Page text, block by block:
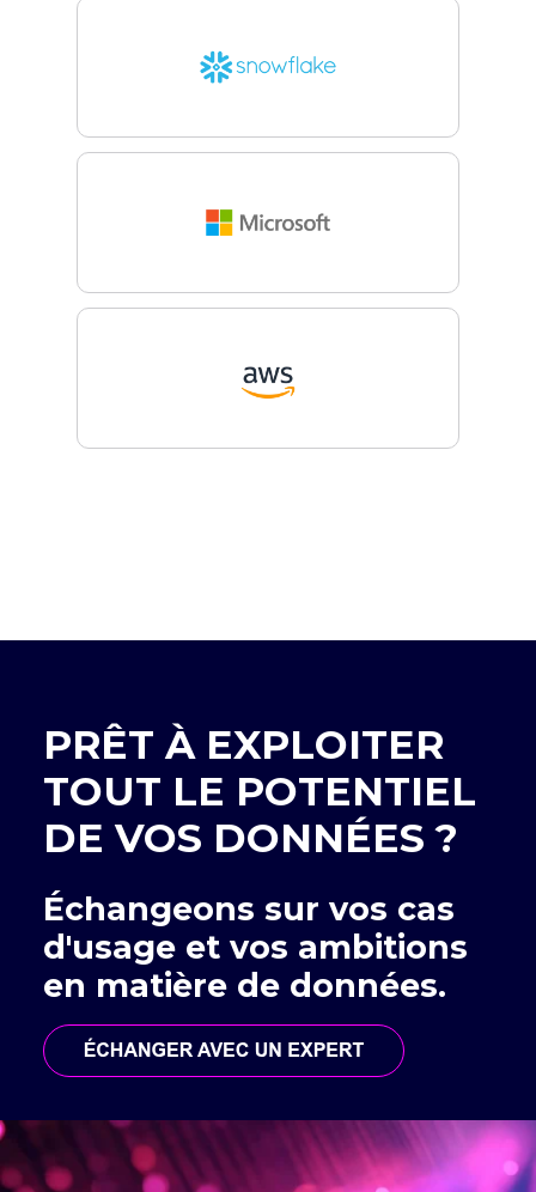
PRÊT À EXPLOITER
TOUT LE POTENTIEL
DE VOS DONNÉES ?
Échangeons sur vos cas
d'usage et vos ambitions
en matière de données.